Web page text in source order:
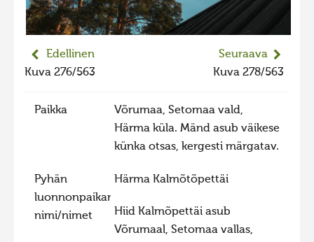
2023 kuvakilpailu lisä
Liikkuvat kuvat 2022
Hiite kuvavõistlus 2020
Liikkuvat kuvat 2020
Hiite kuvavõistlus 2019
Edellinen
Kuva 276/563
Seuraava
Kuva 278/563
Paikka
Võrumaa, Setomaa vald,
Härma küla. Mänd asub väikese
künka otsas, kergesti märgatav.
Pyhän
luonnonpaikan
nimi/nimet
Härma Kalmõtõpettäi
Hiid Kalmõpettäi asub
Võrumaal, Setomaa vallas,